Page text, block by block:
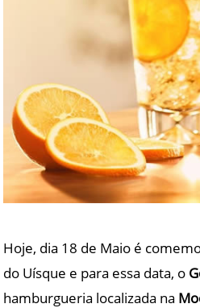
Hoje, dia 18 de Maio é
do Uísque e para essa data, o
hamburgueria localizada na